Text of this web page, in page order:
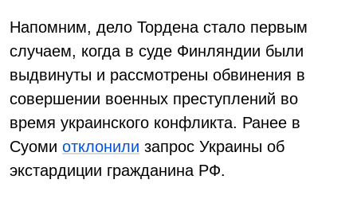
Напомним, дело Тордена стало первым
случаем, когда в суде Финляндии были
выдвинуты и рассмотрены обвинения в
совершении военных преступлений во
время украинского конфликта. Ранее в
Суоми отклонили запрос Украины об
экстардиции гражданина РФ.